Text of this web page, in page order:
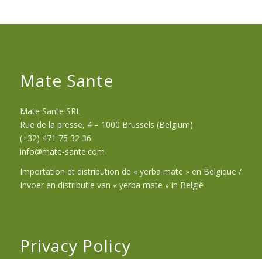
Mate Sante
Mate Sante SRL
Rue de la presse, 4 – 1000 Brussels (Belgium)
(+32) 471 75 32 36
info@mate-sante.com
Importation et distribution de « yerba mate » en Belgique /
Invoer en distributie van « yerba mate » in België
Privacy Policy